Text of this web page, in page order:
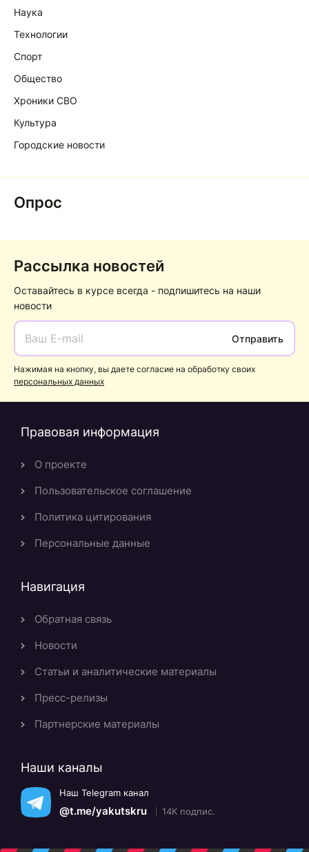
Наука
Технологии
Спорт
Общество
Хроники СВО
Культура
Городские новости
Опрос
Рассылка новостей
Оставайтесь в курсе всегда - подпишитесь на наши
новости
Отправить
Нажимая на кнопку, вы даете согласие на обработку своих
персональных данных
Правовая информация
О проекте
Пользовательское соглашение
Политика цитирования
Персональные данные
Навигация
Обратная связь
Новости
Статьи и аналитические материалы
Пресс-релизы
Партнерские материалы
Наши каналы
Наш Telegram канал
@t.me/yakutskru 14K подпис.